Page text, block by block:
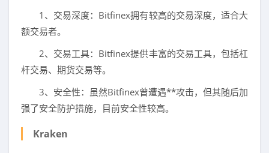
1、交易深度：Bitfinex拥有较高的交易深度，适合大
额交易者。
2、交易工具：Bitfinex提供丰富的交易工具，包括杠
杆交易、期货交易等。
3、安全性：虽然Bitfinex曾遭遇**攻击，但其随后加
强了安全防护措施，目前安全性较高。
Kraken